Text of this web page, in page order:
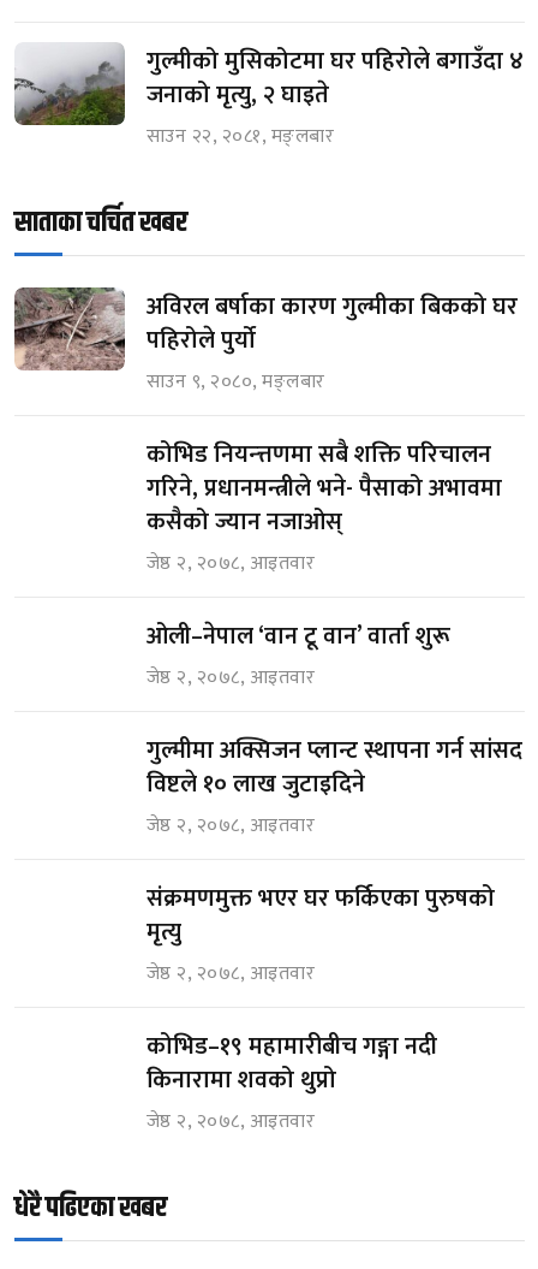
गुल्मीको मुसिकोटमा घर पहिरोले बगाउँदा ४
जनाको मृत्यु, २ घाइते
साउन २२, २०८१, मङ्लबार
साताका चर्चित खबर
अविरल बर्षाका कारण गुल्मीका बिकको घर
पहिरोले पुर्यो
साउन ९, २०८०, मङ्लबार
कोभिड नियन्त्तणमा सबै शक्ति परिचालन
गरिने, प्रधानमन्त्रीले भने- पैसाको अभावमा
कसैको ज्यान नजाओस्
जेष्ठ २, २०७८, आइतवार
ओली–नेपाल ‘वान टू वान’ वार्ता शुरू
जेष्ठ २, २०७८, आइतवार
गुल्मीमा अक्सिजन प्लान्ट स्थापना गर्न सांसद
विष्टले १० लाख जुटाइदिने
जेष्ठ २, २०७८, आइतवार
संक्रमणमुक्त भएर घर फर्किएका पुरुषको
मृत्यु
जेष्ठ २, २०७८, आइतवार
कोभिड–१९ महामारीबीच गङ्गा नदी
किनारामा शवको थुप्रो
जेष्ठ २, २०७८, आइतवार
धेरै पढिएका खबर